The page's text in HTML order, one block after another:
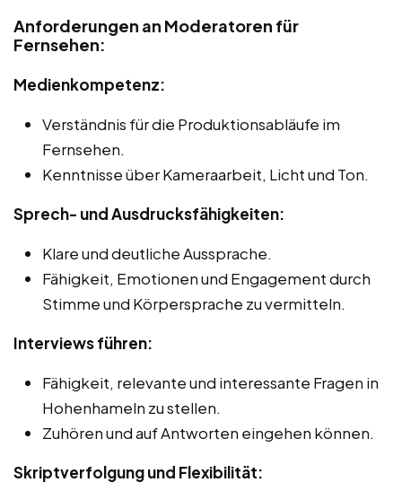
Anforderungen an Moderatoren für
Fernsehen:
Medienkompetenz:
Verständnis für die Produktionsabläufe im
Fernsehen.
Kenntnisse über Kameraarbeit, Licht und Ton.
Sprech- und Ausdrucksfähigkeiten:
Klare und deutliche Aussprache.
Fähigkeit, Emotionen und Engagement durch
Stimme und Körpersprache zu vermitteln.
Interviews führen:
Fähigkeit, relevante und interessante Fragen in
Hohenhameln zu stellen.
Zuhören und auf Antworten eingehen können.
Skriptverfolgung und Flexibilität: